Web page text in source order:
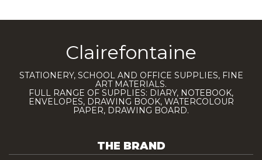
Clairefontaine
STATIONERY, SCHOOL AND OFFICE SUPPLIES, FINE
ART MATERIALS.
FULL RANGE OF SUPPLIES: DIARY, NOTEBOOK,
ENVELOPES, DRAWING BOOK, WATERCOLOUR
PAPER, DRAWING BOARD.
THE BRAND